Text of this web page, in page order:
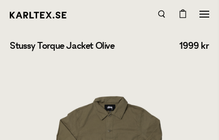
Stussy Torque Jacket Olive 1999 kr